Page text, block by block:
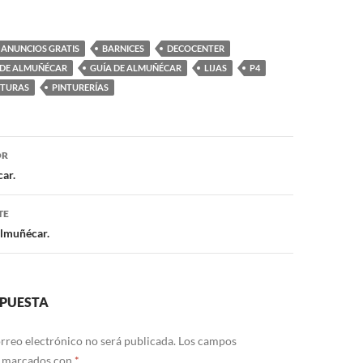
ANUNCIOS GRATIS BARNICES
DECOCENTER
ALMUÑÉCAR
GUÍA DE ALMUÑÉCAR LIJAS
P4
PINTURERÍAS
electrónico no será publicada. Los campos
con *